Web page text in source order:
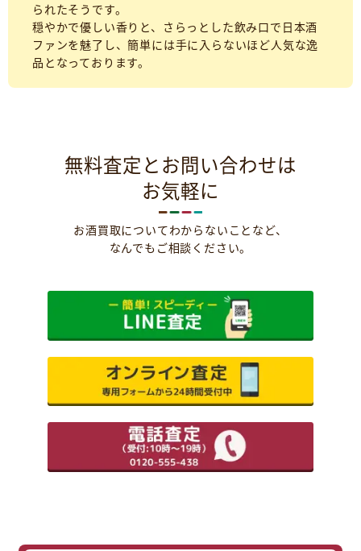
られたそうです。
穏やかで優しい香りと、さらっとした飲み口で日本酒
ファンを魅了し、簡単には手に入らないほど人気な逸
品となっております。
無料査定とお問い合わせは
お気軽に
お酒買取についてわからないことなど、
なんでもご相談ください。